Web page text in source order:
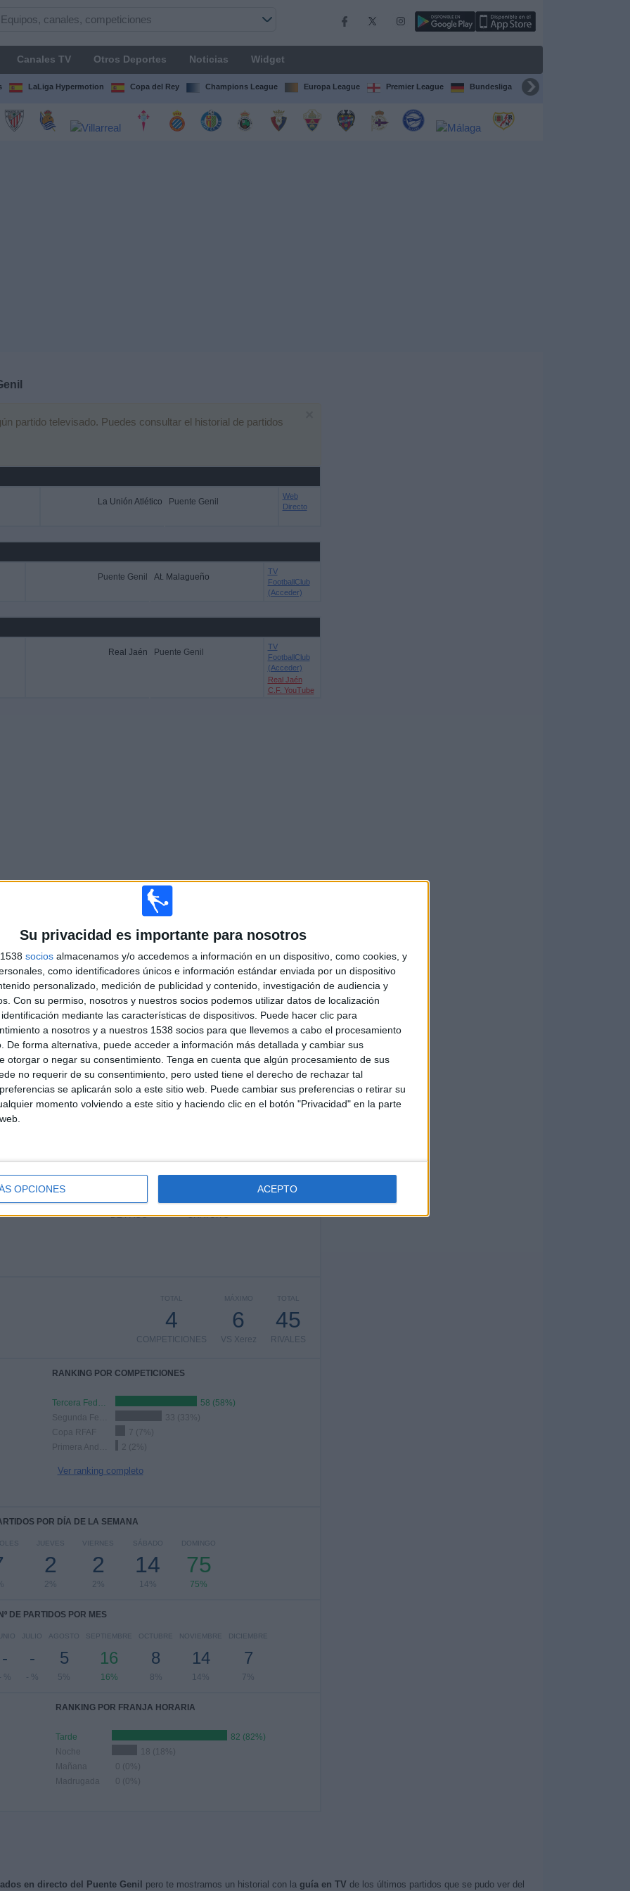
Su privacidad es importante para nosotros
socios almacenamos y/o accedemos a información en un dispositivo, como cookies, y
como identificadores únicos e información estándar enviada por un dispositivo
personalizado, medición de publicidad y contenido, investigación de audiencia y
Con su permiso, nosotros y nuestros socios podemos utilizar datos de localización
mediante las características de dispositivos. Puede hacer clic para
a nosotros y a nuestros 1538 socios para que llevemos a cabo el procesamiento
De forma alternativa, puede acceder a información más detallada y cambiar sus
otorgar o negar su consentimiento. Tenga en cuenta que algún procesamiento de sus
no requerir de su consentimiento, pero usted tiene el derecho de rechazar tal
se aplicarán solo a este sitio web. Puede cambiar sus preferencias o retirar su
momento volviendo a este sitio y haciendo clic en el botón "Privacidad" en la parte
OPCIONES ACEPTO
Canales TV Otros Deportes Noticias Widget
LaLiga Hypermotion Copa del Rey Champions League Europa League Premier League Bundesliga Supercopa de España
partido televisado. Puedes consultar el historial de partidos
La Unión Atlético Puente Genil
Web
Directo
Puente Genil At. Malagueño
TV
FootballClub
(Acceder)
Real Jaén Puente Genil
TV
FootballClub
(Acceder)
Real Jaén
C.F. YouTube
Más días
EN TELEVISIÓN EN ESPAÑA
los datos estadísticos de cuándo y dónde se televisan los partidos de
75%
ÚLTIMO PARTIDO EN ABIERTO
Real Jaén - Puente Genil
19/04/2026 Segunda Federación por TV
TOTAL
15
CANALES TV
DÍAS
SIN PARTIDO
GRATUÍTO
PARTIDOS
CONSECUTIVOS
DE PAGO
TOTAL
45
RIVALES
MÁXIMO
6
VS Xerez
TOTAL
4
COMPETICIONES
RANKING POR COMPETICIONES
Tercera Federación
58 (58%)
33 (33%)
Copa RFAF
7 (7%)
2 (2%)
Ver ranking completo
POR DÍA DE LA SEMANA
JUEVES
2
2%
VIERNES
2
2%
SÁBADO
14
14%
DOMINGO
75
75%
Nº DE PARTIDOS POR MES
-
- %
JULIO
-
- %
AGOSTO
5
5%
SEPTIEMBRE
16
16%
OCTUBRE
8
8%
NOVIEMBRE
14
14%
DICIEMBRE
7
7%
RANKING POR FRANJA HORARIA
Tarde
82 (82%)
Noche
18 (18%)
Mañana
0 (0%)
Madrugada
0 (0%)
en directo del Puente Genil pero te mostramos un historial con la guía en TV de los últimos partidos que se pudo ver del